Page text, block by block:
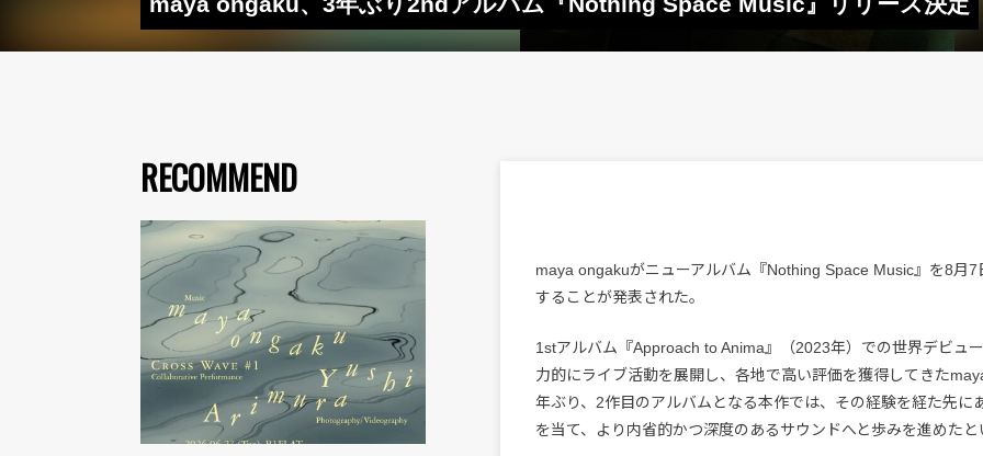
RECOMMEND
maya ongakuがニューアルバム『Nothing Space Music』を8月7
することが発表された。
1stアルバム『Approach to Anima』（2023年）での世界デビュ
力的にライブ活動を展開し、各地で高い評価を獲得してきた
年ぶり、2作目のアルバムとなる本作では、その経験を経た先に
を当て、より内省的かつ深度のあるサウンドへと歩みを進めたと